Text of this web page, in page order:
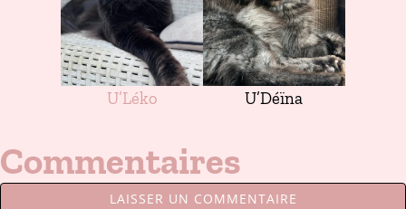
U’Léko U’Déïna
Commentaires
LAISSER UN COMMENTAIRE